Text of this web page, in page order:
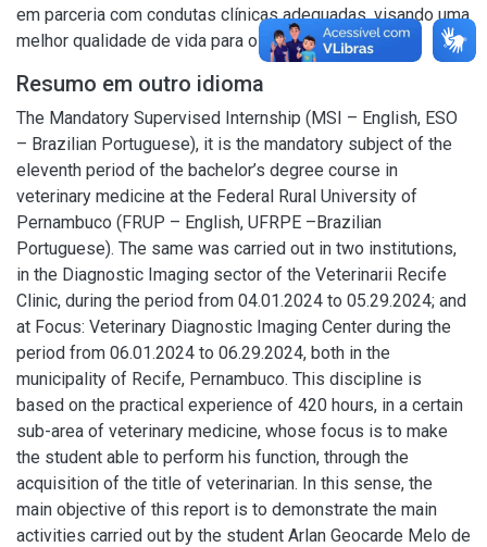
em parceria com condutas clínicas adequadas, visando uma
melhor qualidade de vida para o paciente.
Resumo em outro idioma
The Mandatory Supervised Internship (MSI – English, ESO
– Brazilian Portuguese), it is the mandatory subject of the
eleventh period of the bachelor’s degree course in
veterinary medicine at the Federal Rural University of
Pernambuco (FRUP – English, UFRPE –Brazilian
Portuguese). The same was carried out in two institutions,
in the Diagnostic Imaging sector of the Veterinarii Recife
Clinic, during the period from 04.01.2024 to 05.29.2024; and
at Focus: Veterinary Diagnostic Imaging Center during the
period from 06.01.2024 to 06.29.2024, both in the
municipality of Recife, Pernambuco. This discipline is
based on the practical experience of 420 hours, in a certain
sub-area of veterinary medicine, whose focus is to make
the student able to perform his function, through the
acquisition of the title of veterinarian. In this sense, the
main objective of this report is to demonstrate the main
activities carried out by the student Arlan Geocarde Melo de